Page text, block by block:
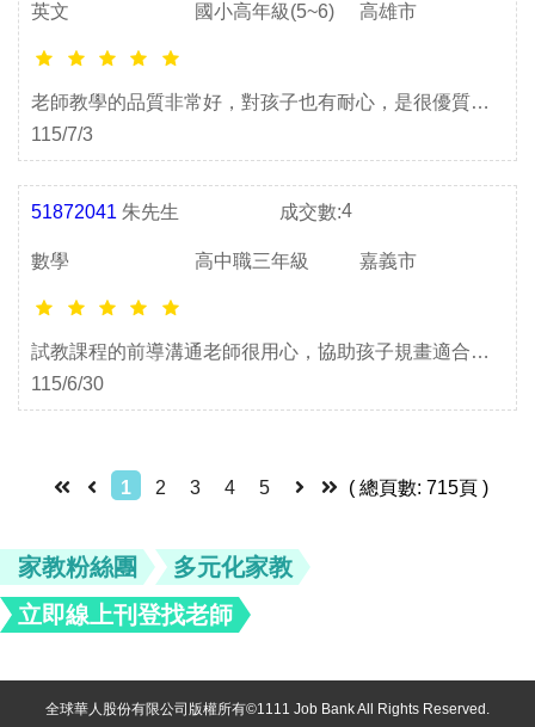
英文 國小高年級(5~6) 高雄市
老師教學的品質非常好，對孩子也有耐心，是很優質的
老師，孩子們上課很開心。
115/7/3
51872041 朱先生 成交數:4
數學 高中職三年級 嘉義市
試教課程的前導溝通老師很用心，協助孩子規畫適合的
總複習讀書計畫，上課時間比較晚也很配合調整!
115/6/30
1 2 3 4 5 ( 總頁數: 715頁 )
家教粉絲團
多元化家教
立即線上刊登找老師
全球華人股份有限公司版權所有©1111 Job Bank All Rights Reserved.